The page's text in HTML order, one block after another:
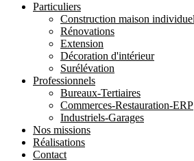
Particuliers
Construction maison
Rénovations
Extension
Décoration d'intérieur
Surélévation
Professionnels
Bureaux-Tertiaires
Commerces-Restauration-ERP
Industriels-Garages
Nos missions
Réalisations
Contact